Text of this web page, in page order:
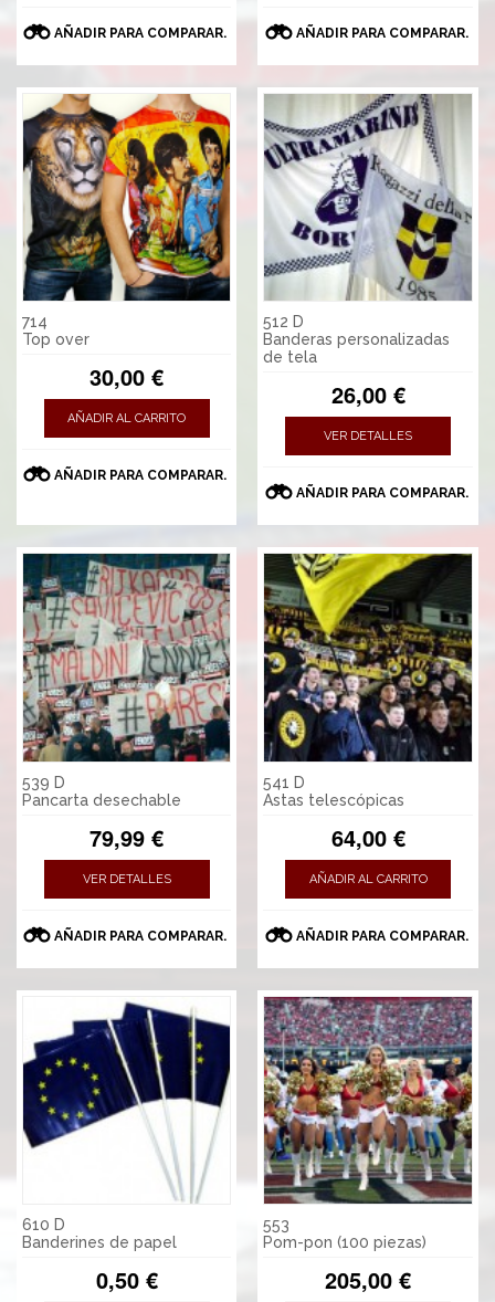
AÑADIR PARA COMPARAR. AÑADIR PARA COMPARAR.
714
Top over
30,00 €
AÑADIR AL CARRITO
AÑADIR PARA COMPARAR.
512 D
Banderas personalizadas
de tela
26,00 €
VER DETALLES
AÑADIR PARA COMPARAR.
539 D
Pancarta desechable
79,99 €
VER DETALLES
AÑADIR PARA COMPARAR.
541 D
Astas telescópicas
64,00 €
AÑADIR AL CARRITO
AÑADIR PARA COMPARAR.
610 D
Banderines de papel
0,50 €
553
Pom-pon (100 piezas)
205,00 €